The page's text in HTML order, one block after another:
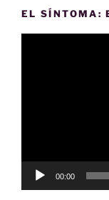
EL SÍNTOMA:
00:00